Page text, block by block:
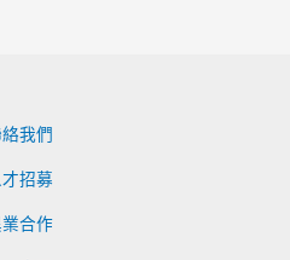
我們
招募
合作